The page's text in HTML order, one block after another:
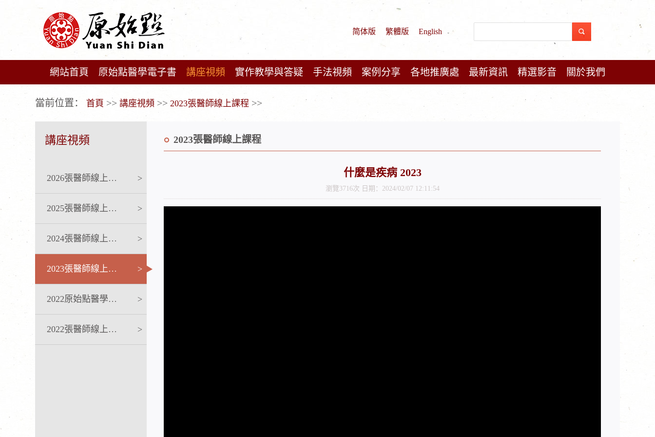
简体版 繁體版 English
網站首頁 原始點醫學電子書 講座視頻 實作教學與答疑 手法視頻 案例分享 各地推廣處 最新資訊 精選影音 關於我們
當前位置： 首頁 >> 講座視頻 >> 2023張醫師線上課程 >>
講座視頻
2026張醫師線上課程 >
2025張醫師線上課程 >
2024張醫師線上課程 >
2023張醫師線上課程 >
2022原始點醫學完整版講座 >
2022張醫師線上課程 >
2023張醫師線上課程
什麼是疾病 2023
瀏覽3716次 日期：2024/02/07 12:11:54